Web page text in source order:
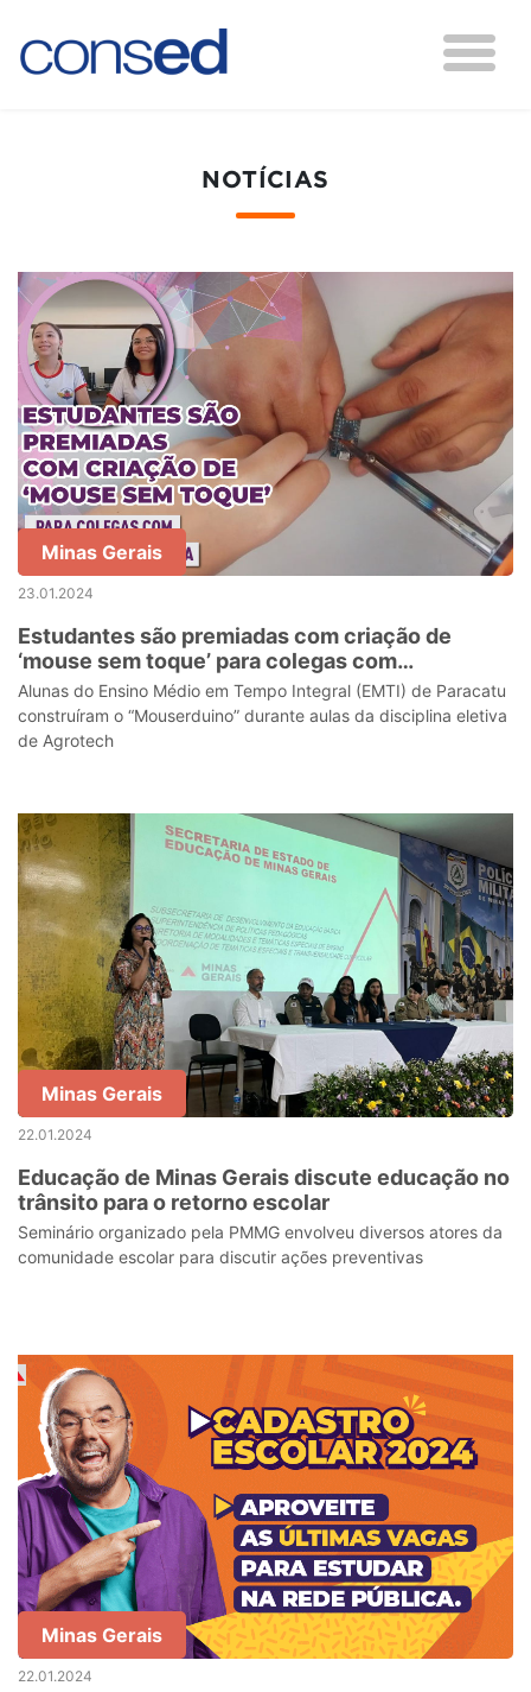
NOTÍCIAS
Minas Gerais
23.01.2024
Estudantes são premiadas com criação de
‘mouse sem toque’ para colegas com
mobilidade reduzida
Alunas do Ensino Médio em Tempo Integral (EMTI) de Paracatu
construíram o “Mouserduino” durante aulas da disciplina eletiva
de Agrotech
Minas Gerais
22.01.2024
Educação de Minas Gerais discute educação no
trânsito para o retorno escolar
Seminário organizado pela PMMG envolveu diversos atores da
comunidade escolar para discutir ações preventivas
Minas Gerais
22.01.2024